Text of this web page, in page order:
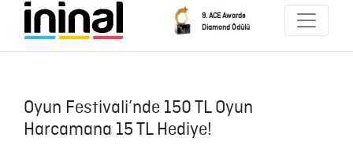
9. ACE Awards
Diamond Ödülü
Oyun Festivali’nde 150 TL Oyun
Harcamana 15 TL Hediye!